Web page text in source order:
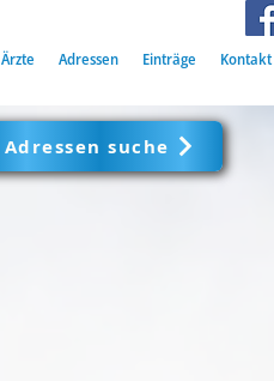
Ärzte Adressen Einträge Kontakt
Adressen suche